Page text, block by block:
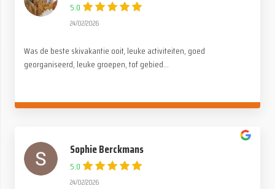
5.0
24/02/2026
Was de beste skivakantie ooit, leuke activiteiten, goed
georganiseerd, leuke groepen, tof gebied...
Sophie Berckmans
5.0
24/02/2026